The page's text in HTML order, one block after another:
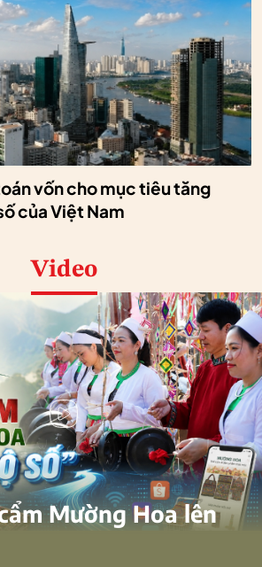
vốn cho mục tiêu tăng
của Việt Nam
Video
Mường Hoa lên